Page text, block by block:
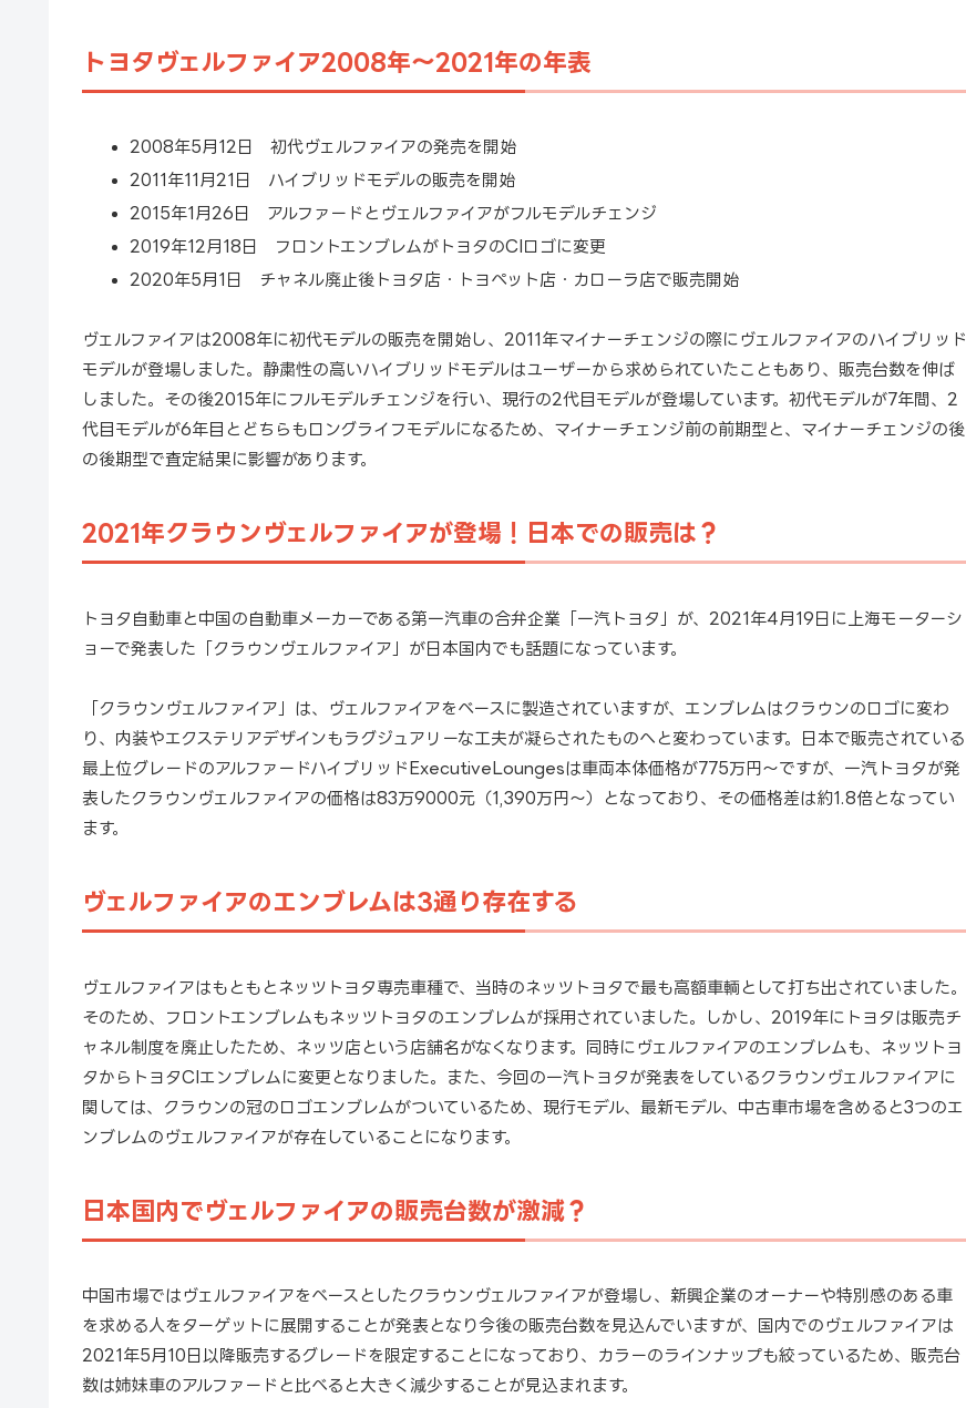
トヨタヴェルファイア2008年～2021年の年表
2008年5月12日 初代ヴェルファイアの発売を開始
2011年11月21日 ハイブリッドモデルの販売を開始
2015年1月26日 アルファードとヴェルファイアがフルモデルチェンジ
2019年12月18日 フロントエンブレムがトヨタのCIロゴに変更
2020年5月1日 チャネル廃止後トヨタ店・トヨペット店・カローラ店で販売開始
ヴェルファイアは2008年に初代モデルの販売を開始し、2011年マイナーチェンジの際にヴェルファイアのハイブリッド
モデルが登場しました。静粛性の高いハイブリッドモデルはユーザーから求められていたこともあり、販売台数を伸ば
しました。その後2015年にフルモデルチェンジを行い、現行の2代目モデルが登場しています。初代モデルが7年間、2
代目モデルが6年目とどちらもロングライフモデルになるため、マイナーチェンジ前の前期型と、マイナーチェンジの後
の後期型で査定結果に影響があります。
2021年クラウンヴェルファイアが登場！日本での販売は？
トヨタ自動車と中国の自動車メーカーである第一汽車の合弁企業「一汽トヨタ」が、2021年4月19日に上海モーターシ
ョーで発表した「クラウンヴェルファイア」が日本国内でも話題になっています。
「クラウンヴェルファイア」は、ヴェルファイアをベースに製造されていますが、エンブレムはクラウンのロゴに変わ
り、内装やエクステリアデザインもラグジュアリーな工夫が凝らされたものへと変わっています。日本で販売されている
最上位グレードのアルファードハイブリッドExecutiveLoungesは車両本体価格が775万円～ですが、一汽トヨタが発
表したクラウンヴェルファイアの価格は83万9000元（1,390万円～）となっており、その価格差は約1.8倍となってい
ます。
ヴェルファイアのエンブレムは3通り存在する
ヴェルファイアはもともとネッツトヨタ専売車種で、当時のネッツトヨタで最も高額車輌として打ち出されていました。
そのため、フロントエンブレムもネッツトヨタのエンブレムが採用されていました。しかし、2019年にトヨタは販売チ
ャネル制度を廃止したため、ネッツ店という店舗名がなくなります。同時にヴェルファイアのエンブレムも、ネッツトヨ
タからトヨタCIエンブレムに変更となりました。また、今回の一汽トヨタが発表をしているクラウンヴェルファイアに
関しては、クラウンの冠のロゴエンブレムがついているため、現行モデル、最新モデル、中古車市場を含めると3つのエ
ンブレムのヴェルファイアが存在していることになります。
日本国内でヴェルファイアの販売台数が激減？
中国市場ではヴェルファイアをベースとしたクラウンヴェルファイアが登場し、新興企業のオーナーや特別感のある車
を求める人をターゲットに展開することが発表となり今後の販売台数を見込んでいますが、国内でのヴェルファイアは
2021年5月10日以降販売するグレードを限定することになっており、カラーのラインナップも絞っているため、販売台
数は姉妹車のアルファードと比べると大きく減少することが見込まれます。